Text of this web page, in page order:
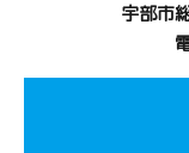
宇部市